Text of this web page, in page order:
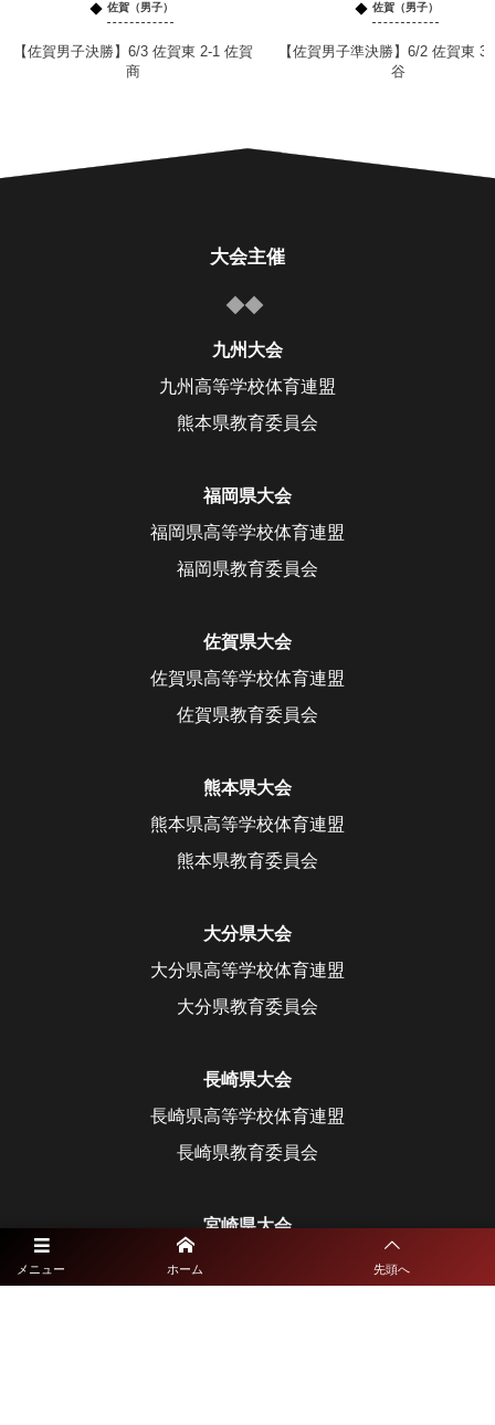
佐賀（男子）
【佐賀男子決勝】6/3 佐賀東 2-1 佐賀
商
佐賀（男子）
【佐賀男子準決勝】6/2 佐賀東
谷
メニュー ホーム 先頭へ
大会主催
九州大会
九州高等学校体育連盟
熊本県教育委員会
福岡県大会
福岡県高等学校体育連盟
福岡県教育委員会
佐賀県大会
佐賀県高等学校体育連盟
佐賀県教育委員会
熊本県大会
熊本県高等学校体育連盟
熊本県教育委員会
大分県大会
大分県高等学校体育連盟
大分県教育委員会
長崎県大会
長崎県高等学校体育連盟
長崎県教育委員会
宮崎県大会
宮崎県高等学校体育連盟